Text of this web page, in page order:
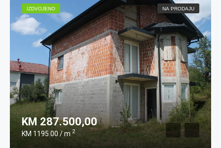
IZDVOJENO NA PRODAJU
KM 287.500,00
KM 1195.00 / m 2